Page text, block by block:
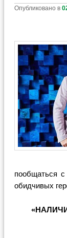
Опубликовано в
пообщаться
обидчивых